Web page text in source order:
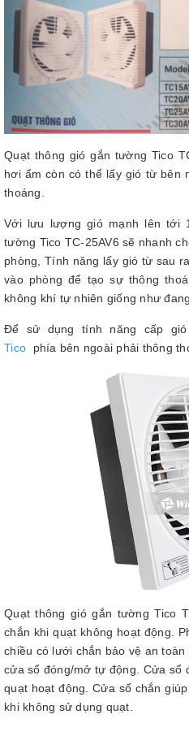
Quạt thông gió gắn tường Tico
hơi ẩm còn có thể lấy gió từ bên
thoáng.
Với lưu lượng gió mạnh lên tới
tường Tico TC-25AV6 sẽ nhanh
phòng, Tính năng lấy gió từ sau
vào phòng để tạo sự thông
không khí tự nhiên giống như
Để sử dụng tính năng cấp
Tico
phía bên ngoài phải thông
Quạt thông gió gắn tường Tico
chắn khi quạt không hoạt động.
chiều có lưới chắn bảo vệ an
cửa sổ đóng/mở tự động. Cửa sổ
quạt hoạt động. Cửa sổ chắn
khi không sử dụng quạt.